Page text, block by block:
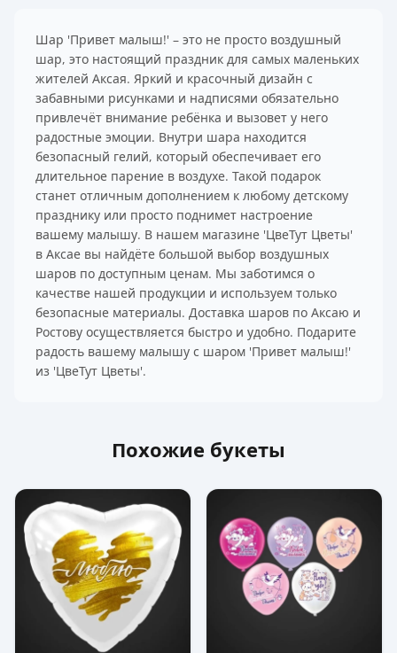
Шар 'Привет малыш!' – это не просто воздушный
шар, это настоящий праздник для самых маленьких
жителей Аксая. Яркий и красочный дизайн с
забавными рисунками и надписями обязательно
привлечёт внимание ребёнка и вызовет у него
радостные эмоции. Внутри шара находится
безопасный гелий, который обеспечивает его
длительное парение в воздухе. Такой подарок
станет отличным дополнением к любому детскому
празднику или просто поднимет настроение
вашему малышу. В нашем магазине 'ЦвеТут Цветы'
в Аксае вы найдёте большой выбор воздушных
шаров по доступным ценам. Мы заботимся о
качестве нашей продукции и используем только
безопасные материалы. Доставка шаров по Аксаю и
Ростову осуществляется быстро и удобно. Подарите
радость вашему малышу с шаром 'Привет малыш!'
из 'ЦвеТут Цветы'.
Похожие букеты